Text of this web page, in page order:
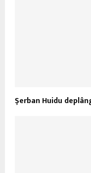
Şerban Huidu